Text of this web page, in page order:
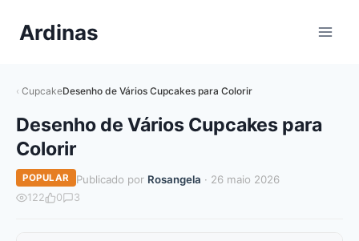
paraArdinas
CupcakeDesenho de Vários Cupcakes para Colorir
Desenho de Vários Cupcakes para
Colorir
POPULAR Publicado por Rosangela · 26 maio 2026
122 0 3